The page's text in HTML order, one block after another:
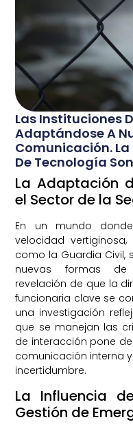
Las Instituciones
Adaptándose A
Comunicación. La
De Tecnología
La Adaptación
el Sector de la
En un mundo
velocidad
como la Guardia
nuevas formas de
revelación de que la
funcionaria clave se
una investigación
que se manejan las
de interacción pone
comunicación interna
incertidumbre.
La Influencia
Gestión de